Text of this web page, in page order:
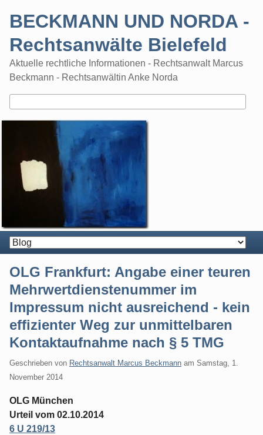
BECKMANN UND NORDA -
Rechtsanwälte Bielefeld
Aktuelle rechtliche Informationen - Rechtsanwalt Marcus
Beckmann - Rechtsanwältin Anke Norda
OLG Frankfurt: Angabe einer teuren
Mehrwertdienstenummer im
Impressum nicht ausreichend - kein
effizienter Weg zur unmittelbaren
Kontaktaufnahme nach § 5 TMG
Geschrieben von Rechtsanwalt Marcus Beckmann am Samstag, 1.
November 2014
OLG München
Urteil vom 02.10.2014
6 U 219/13